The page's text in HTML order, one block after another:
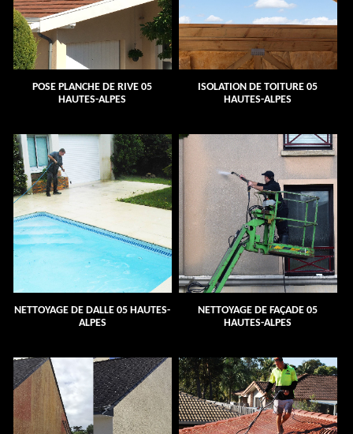
POSE PLANCHE DE RIVE 05
HAUTES-ALPES
ISOLATION DE TOITURE 05
HAUTES-ALPES
NETTOYAGE DE DALLE 05 HAUTES-
ALPES
NETTOYAGE DE FAÇADE 05
HAUTES-ALPES